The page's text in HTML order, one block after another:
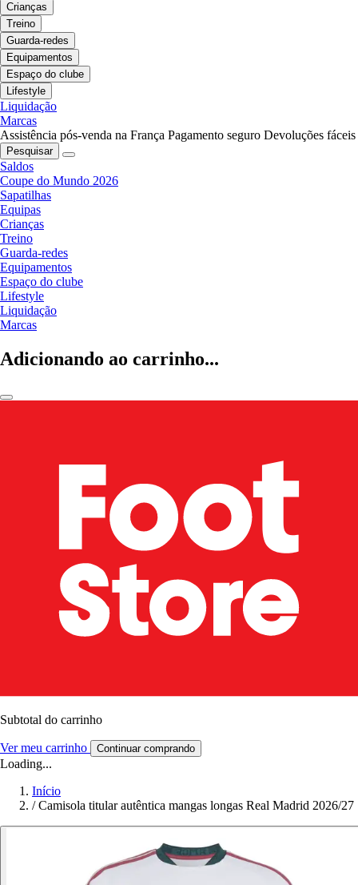
Crianças
Treino
Guarda-redes
Equipamentos
Espaço do clube
Lifestyle
Liquidação
Marcas
Assistência pós-venda na França Pagamento seguro Devoluções fáceis
Pesquisar
Saldos
Coupe do Mundo 2026
Sapatilhas
Equipas
Crianças
Treino
Guarda-redes
Equipamentos
Espaço do clube
Lifestyle
Liquidação
Marcas
Adicionando ao carrinho...
Subtotal do carrinho
Ver meu carrinho Continuar comprando
Loading...
Início
/ Camisola titular autêntica mangas longas Real Madrid 2026/27